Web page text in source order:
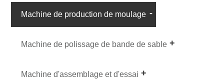
Machine de production de moulage
Machine de polissage de bande de sable
Machine d'assemblage et d'essai